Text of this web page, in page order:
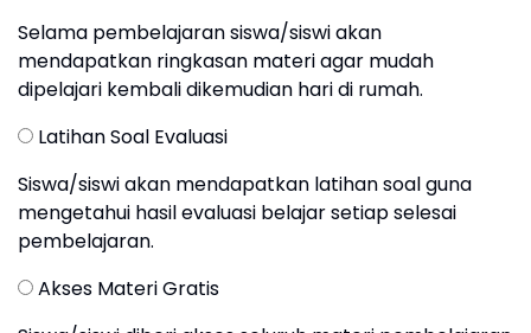
Selama pembelajaran siswa/siswi akan
mendapatkan ringkasan materi agar mudah
dipelajari kembali dikemudian hari di rumah.
Latihan Soal Evaluasi
Siswa/siswi akan mendapatkan latihan soal guna
mengetahui hasil evaluasi belajar setiap selesai
pembelajaran.
Akses Materi Gratis